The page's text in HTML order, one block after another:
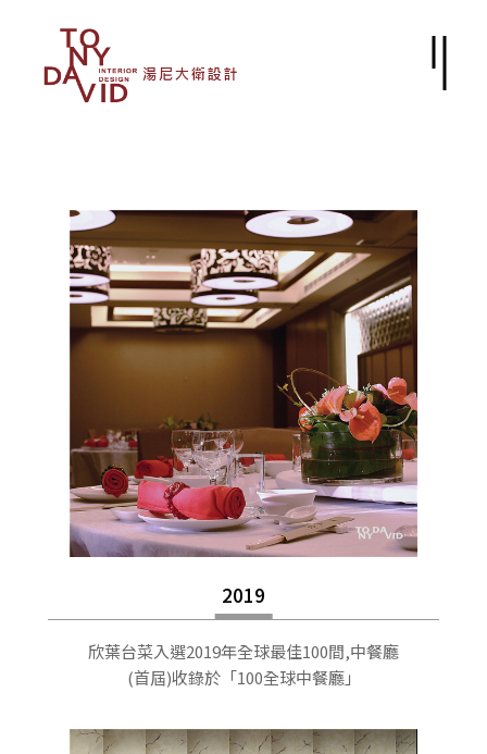
2019
欣葉台菜入選2019年全球最佳100間,中餐廳
(首屆)收錄於「100全球中餐廳」